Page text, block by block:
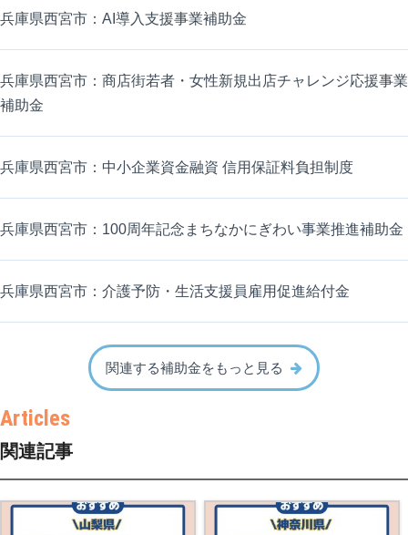
兵庫県西宮市：AI導入支援事業補助金
兵庫県西宮市：商店街若者・女性新規出店チャレンジ応援事業
補助金
兵庫県西宮市：中小企業資金融資 信用保証料負担制度
兵庫県西宮市：100周年記念まちなかにぎわい事業推進補助金
兵庫県西宮市：介護予防・生活支援員雇用促進給付金
関連する補助金をもっと見る
関連記事